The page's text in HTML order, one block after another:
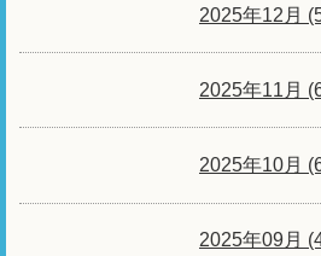
2025年12月
2025年11月
2025年10月
2025年09月